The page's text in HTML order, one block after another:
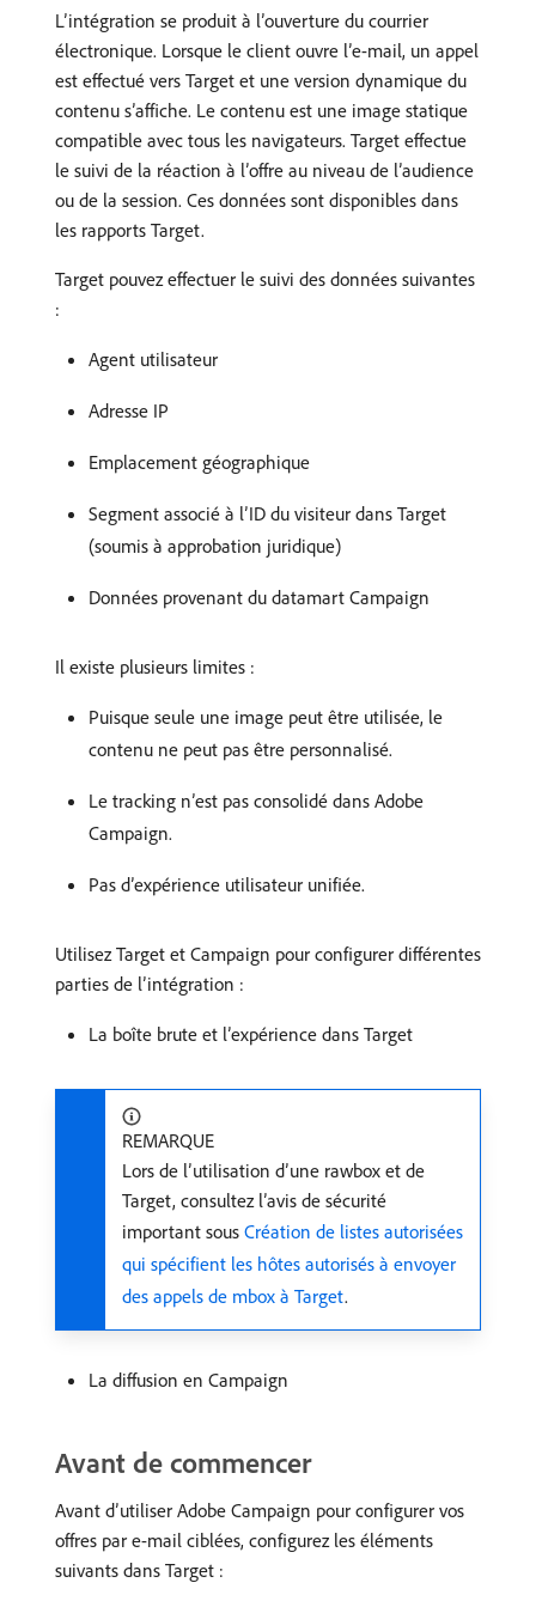
L’intégration se produit à l’ouverture du courrier
électronique. Lorsque le client ouvre l’e-mail, un appel
est effectué vers Target et une version dynamique du
contenu s’affiche. Le contenu est une image statique
compatible avec tous les navigateurs. Target effectue
le suivi de la réaction à l’offre au niveau de l’audience
ou de la session. Ces données sont disponibles dans
les rapports Target.
Target pouvez effectuer le suivi des données suivantes
:
Agent utilisateur
Adresse IP
Emplacement géographique
Segment associé à l’ID du visiteur dans Target
(soumis à approbation juridique)
Données provenant du datamart Campaign
Il existe plusieurs limites :
Puisque seule une image peut être utilisée, le
contenu ne peut pas être personnalisé.
Le tracking n’est pas consolidé dans Adobe
Campaign.
Pas d’expérience utilisateur unifiée.
Utilisez Target et Campaign pour configurer différentes
parties de l’intégration :
La boîte brute et l’expérience dans Target
REMARQUE
Lors de l’utilisation d’une rawbox et de
Target, consultez l’avis de sécurité
important sous Création de listes autorisées
qui spécifient les hôtes autorisés à envoyer
des appels de mbox à Target.
La diffusion en Campaign
Avant de commencer
Avant d’utiliser Adobe Campaign pour configurer vos
offres par e-mail ciblées, configurez les éléments
suivants dans Target :